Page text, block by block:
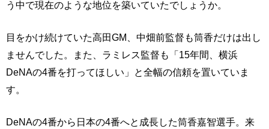
う中で現在のような地位を築いていたでしょうか。
目をかけ続けていた高田GM、中畑前監督も筒香だけは出し
ませんでした。また、ラミレス監督も「15年間、横浜
DeNAの4番を打ってほしい」と全幅の信頼を置いていま
す。
DeNAの4番から日本の4番へと成長した筒香嘉智選手。来